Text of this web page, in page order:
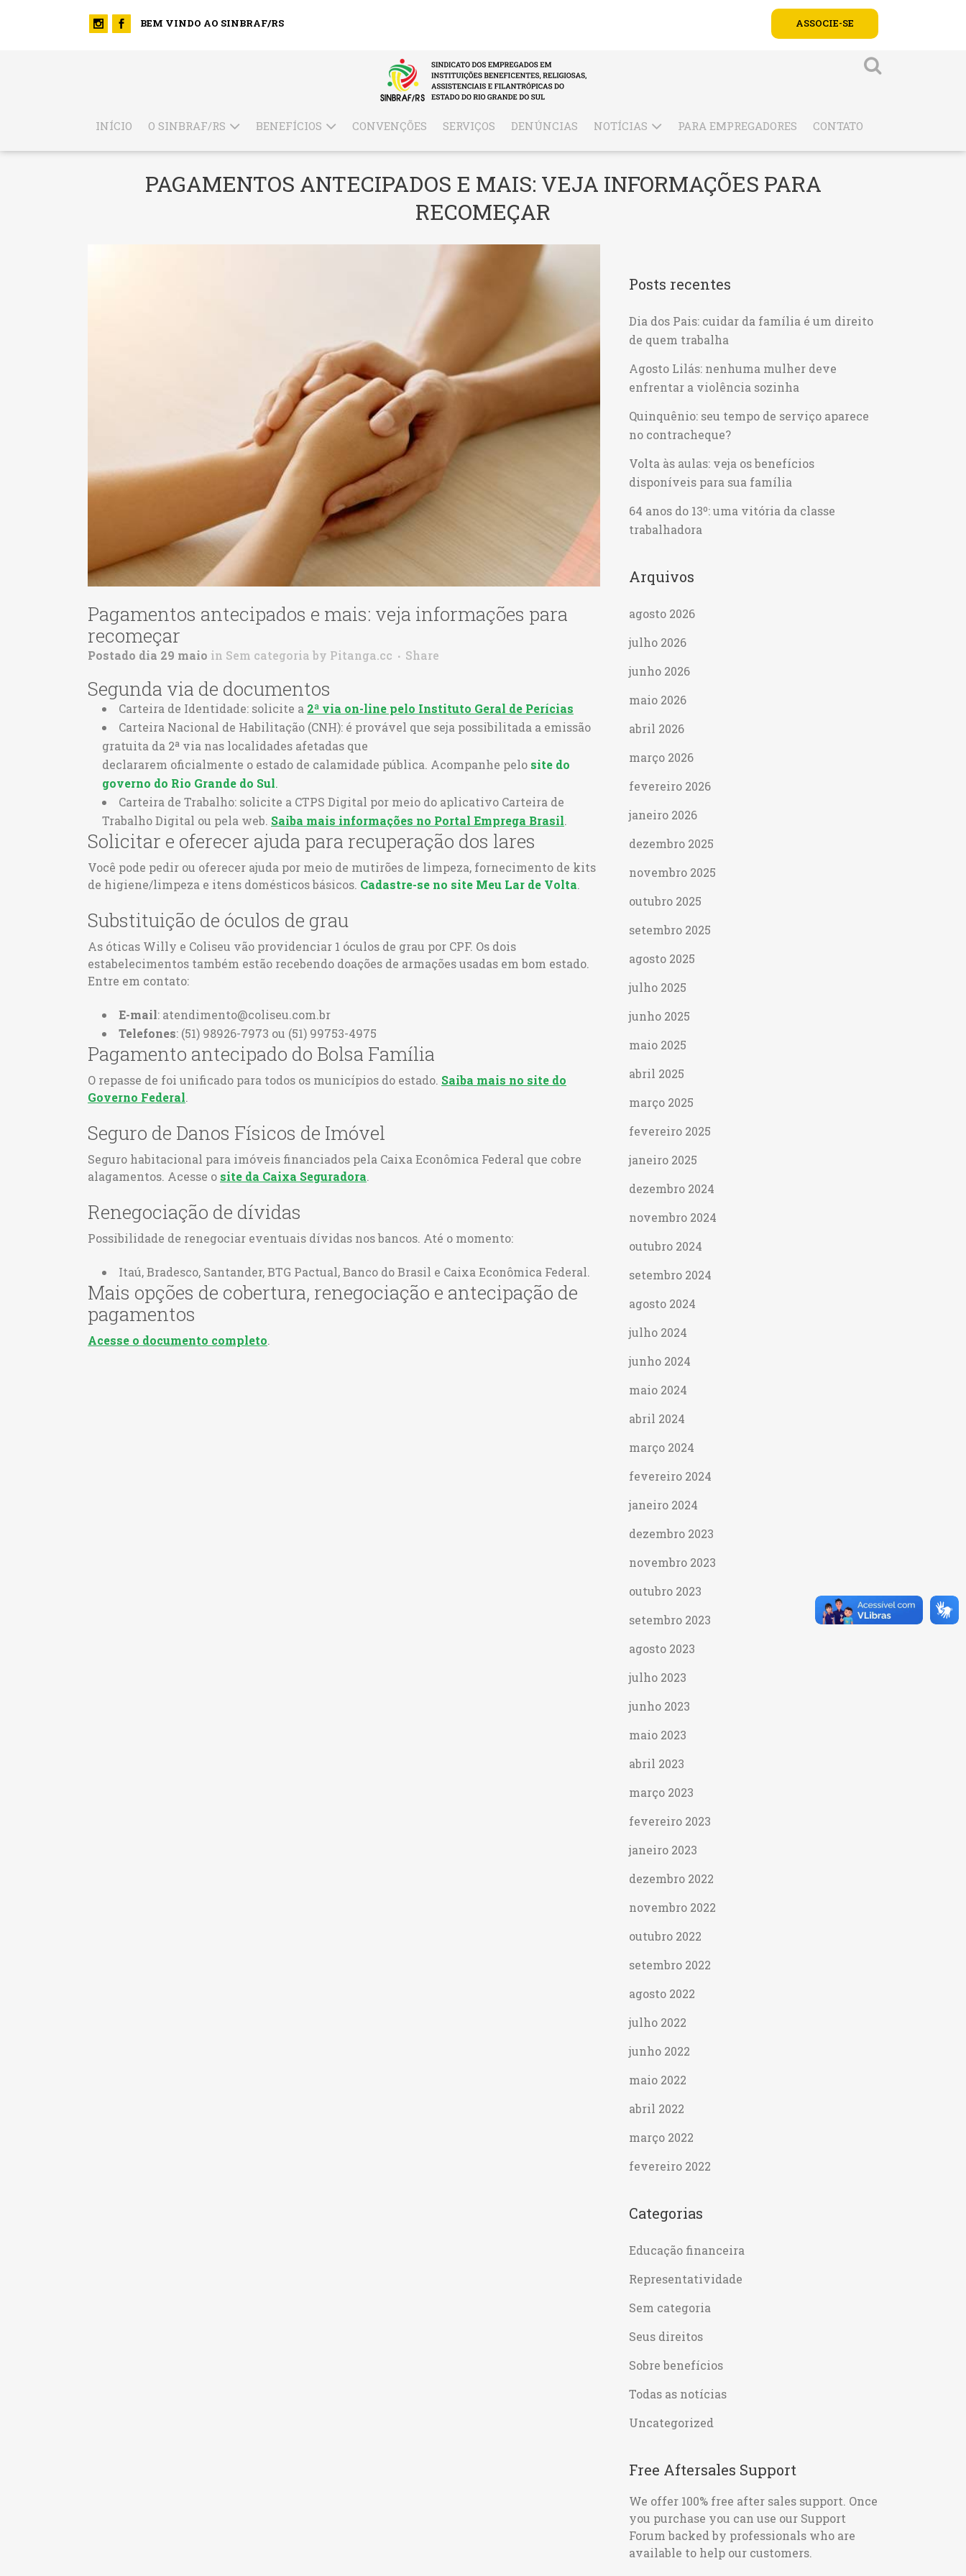
BEM VINDO AO SINBRAF/RS ASSOCIE-SE
INÍCIO O SINBRAF/RS BENEFÍCIOS CONVENÇÕES SERVIÇOS DENÚNCIAS NOTÍCIAS PARA EMPREGADORES CONTATO
PAGAMENTOS ANTECIPADOS E MAIS: VEJA INFORMAÇÕES PARA
RECOMEÇAR
Pagamentos antecipados e mais: veja informações para
recomeçar
Postado dia 29 maio in Sem categoria by Pitanga.cc Share
Segunda via de documentos
Carteira de Identidade: solicite a 2ª via on-line pelo Instituto Geral de Perícias
Carteira Nacional de Habilitação (CNH): é provável que seja possibilitada a emissão
gratuita da 2ª via nas localidades afetadas que
declararem oficialmente o estado de calamidade pública. Acompanhe pelo site do
governo do Rio Grande do Sul.
Carteira de Trabalho: solicite a CTPS Digital por meio do aplicativo Carteira de
Trabalho Digital ou pela web. Saiba mais informações no Portal Emprega Brasil.
Solicitar e oferecer ajuda para recuperação dos lares
Você pode pedir ou oferecer ajuda por meio de mutirões de limpeza, fornecimento de kits
de higiene/limpeza e itens domésticos básicos. Cadastre-se no site Meu Lar de Volta.
Substituição de óculos de grau
As óticas Willy e Coliseu vão providenciar 1 óculos de grau por CPF. Os dois
estabelecimentos também estão recebendo doações de armações usadas em bom estado.
Entre em contato:
E-mail: atendimento@coliseu.com.br
Telefones: (51) 98926-7973 ou (51) 99753-4975
Pagamento antecipado do Bolsa Família
O repasse de foi unificado para todos os municípios do estado. Saiba mais no site do
Governo Federal.
Seguro de Danos Físicos de Imóvel
Seguro habitacional para imóveis financiados pela Caixa Econômica Federal que cobre
alagamentos. Acesse o site da Caixa Seguradora.
Renegociação de dívidas
Possibilidade de renegociar eventuais dívidas nos bancos. Até o momento:
Itaú, Bradesco, Santander, BTG Pactual, Banco do Brasil e Caixa Econômica Federal.
Mais opções de cobertura, renegociação e antecipação de
pagamentos
Acesse o documento completo.
Posts recentes
Dia dos Pais: cuidar da família é um direito
de quem trabalha
Agosto Lilás: nenhuma mulher deve
enfrentar a violência sozinha
Quinquênio: seu tempo de serviço aparece
no contracheque?
Volta às aulas: veja os benefícios
disponíveis para sua família
64 anos do 13º: uma vitória da classe
trabalhadora
Arquivos
agosto 2026
julho 2026
junho 2026
maio 2026
abril 2026
março 2026
fevereiro 2026
janeiro 2026
dezembro 2025
novembro 2025
outubro 2025
setembro 2025
agosto 2025
julho 2025
junho 2025
maio 2025
abril 2025
março 2025
fevereiro 2025
janeiro 2025
dezembro 2024
novembro 2024
outubro 2024
setembro 2024
agosto 2024
julho 2024
junho 2024
maio 2024
abril 2024
março 2024
fevereiro 2024
janeiro 2024
dezembro 2023
novembro 2023
outubro 2023
setembro 2023
agosto 2023
julho 2023
junho 2023
maio 2023
abril 2023
março 2023
fevereiro 2023
janeiro 2023
dezembro 2022
novembro 2022
outubro 2022
setembro 2022
agosto 2022
julho 2022
junho 2022
maio 2022
abril 2022
março 2022
fevereiro 2022
Categorias
Educação financeira
Representatividade
Sem categoria
Seus direitos
Sobre benefícios
Todas as notícias
Uncategorized
Free Aftersales Support
We offer 100% free after sales support. Once
you purchase you can use our Support
Forum backed by professionals who are
available to help our customers.